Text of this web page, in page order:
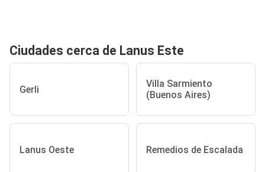
Ciudades cerca de Lanus Este
Gerli
Villa Sarmiento
(Buenos Aires)
Lanus Oeste Remedios de Escalada